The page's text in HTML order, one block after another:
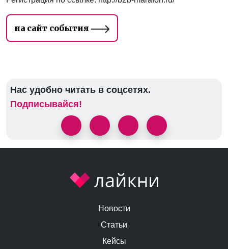
на сайт события
Нас удобно читать в соцсетях.
Подписывайся!
Новости
Статьи
Кейсы